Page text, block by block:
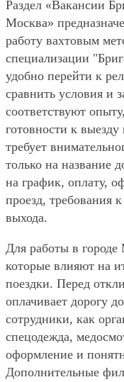
Раздел «Вакансии
Москва»
работу вахтовым
специализации
удобно перейти к
сравнить условия и
соответствуют
готовности к
требует
только на название
на график, оплату,
проезд, требования
выхода.
Для работы в
которые влияют на
поездки. Перед
оплачивает дорогу
сотрудники, как
спецодежда,
оформление и
Дополнительные